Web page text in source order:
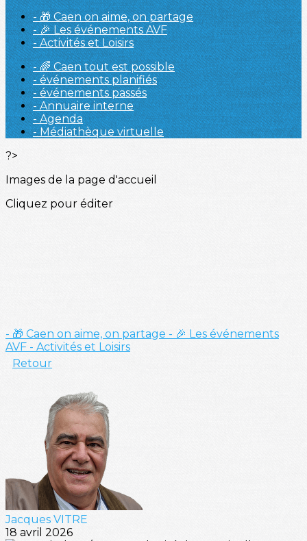
- 🎁 Caen on aime, on partage
- 🎉 Les événements AVF
- Activités et Loisirs
- 🌈 Caen tout est possible
- événements planifiés
- événements passés
- Annuaire interne
- Agenda
- Médiathèque virtuelle
?>
Images de la page d'accueil
Cliquez pour éditer
- 🎁 Caen on aime, on partage - 🎉 Les événements
AVF - Activités et Loisirs
Retour
Jacques VITRE
18 avril 2026